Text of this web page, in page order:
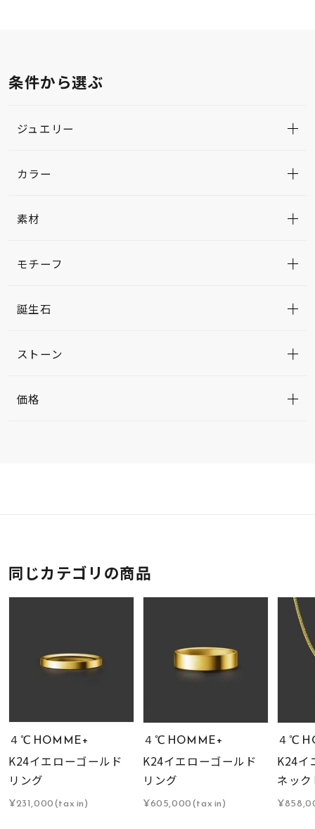
条件から選ぶ
ジュエリー
カラー
素材
モチーフ
誕生石
ストーン
価格
同じカテゴリの商品
４℃ HOMME+
K24イエローゴールド
リング
¥231,000(tax in)
４℃ HOMME+
K24イエローゴールド
リング
¥605,000(tax in)
４℃
K24イ
ネッ